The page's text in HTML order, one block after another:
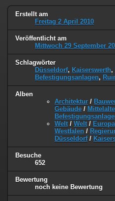
Erstellt am
Freitag 2 April 2010
Veröffentlicht am
Mittwoch 29 September
Schlagwörter
Düsseldorf, Kaiserswerth,
Befestigungsanlagen,
Alben
Architektur /
Gebäude /
Welt / Welt / Europa
Westfalen /
Düsseldorf/
Besuche
652
Bewertung
noch keine Bewertung